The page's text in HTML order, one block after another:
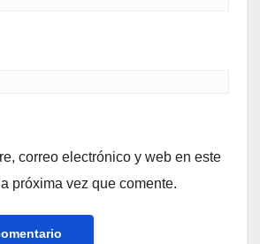
correo electrónico y web en este
próxima vez que comente.